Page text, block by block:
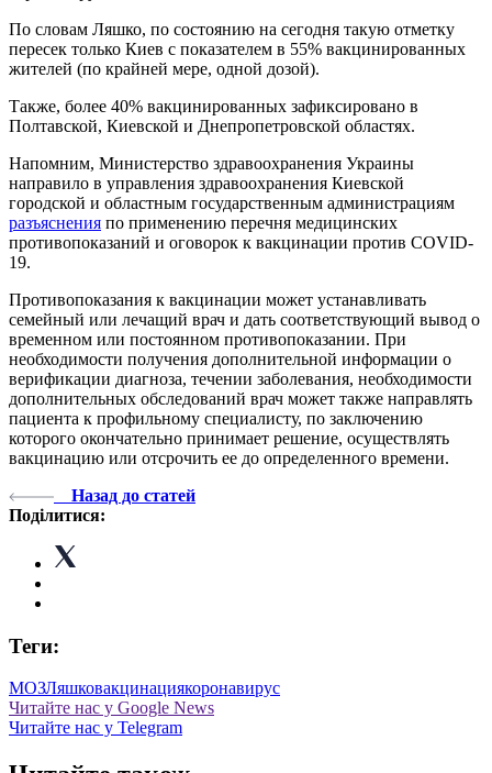
По словам Ляшко, по состоянию на сегодня такую отметку
пересек только Киев с показателем в 55% вакцинированных
жителей (по крайней мере, одной дозой).
Также, более 40% вакцинированных зафиксировано в
Полтавской, Киевской и Днепропетровской областях.
Напомним, Министерство здравоохранения Украины
направило в управления здравоохранения Киевской
городской и областным государственным администрациям
разъяснения по применению перечня медицинских
противопоказаний и оговорок к вакцинации против COVID-
19.
Противопоказания к вакцинации может устанавливать
семейный или лечащий врач и дать соответствующий вывод о
временном или постоянном противопоказании. При
необходимости получения дополнительной информации о
верификации диагноза, течении заболевания, необходимости
дополнительных обследований врач может также направлять
пациента к профильному специалисту, по заключению
которого окончательно принимает решение, осуществлять
вакцинацию или отсрочить ее до определенного времени.
Назад до статей
Поділитися:
Теги:
МОЗЛяшковакцинациякоронавирус
Читайте нас у Google News
Читайте нас у Telegram